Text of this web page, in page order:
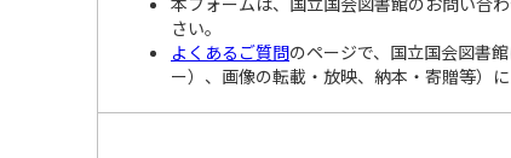
さい。
よくあるご質問のページで、国立国会図書
ー）、画像の転載・放映、納本・寄贈等）